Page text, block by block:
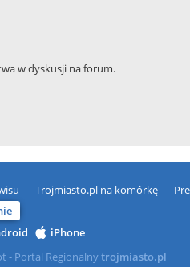
w dyskusji na forum.
Trojmiasto.pl na komórkę
iPhone
- Portal Regionalnytrojmiasto.pl